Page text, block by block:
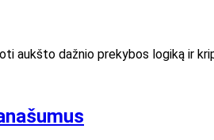
aukšto dažnio prekybos logiką ir